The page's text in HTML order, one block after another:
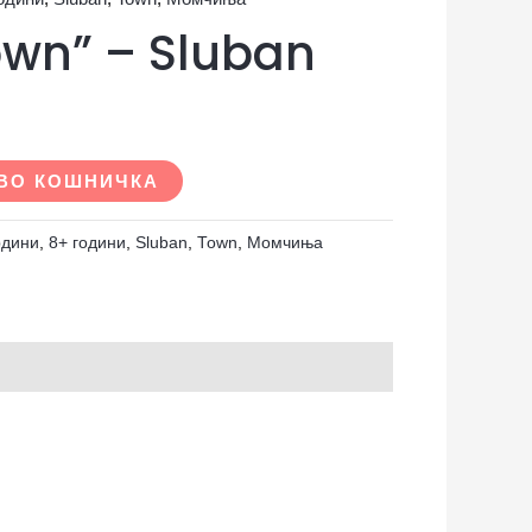
– Sluban
КОШНИЧКА
,8+ години,Sluban,Town, Момчиња